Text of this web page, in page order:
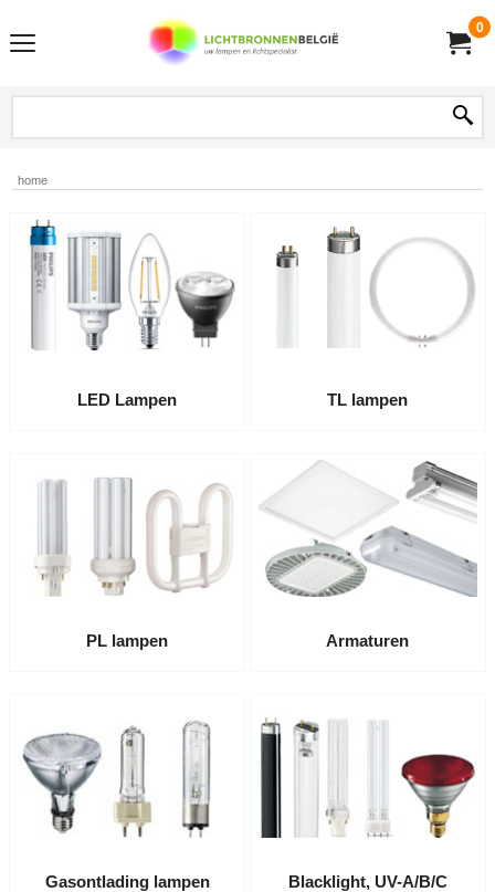
0
home
LED Lampen TL lampen
PL lampen Armaturen
Gasontlading lampen Blacklight, UV-A/B/C